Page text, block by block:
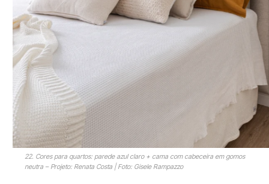
22. Cores para quartos: parede azul claro + cama com cabeceira em gomos
neutra – Projeto: Renata Costa | Foto: Gisele Rampazzo